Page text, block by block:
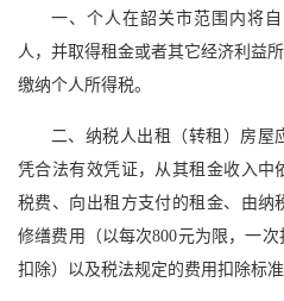
一、个人在韶关市范围内将
人，并取得租金或者其它经济利益
缴纳个人所得税。
二、纳税人出租（转租）房屋
凭合法有效凭证，从其租金收入中
税费、向出租方支付的租金、由纳
修缮费用（以每次800元为限，一
扣除）以及税法规定的费用扣除标准